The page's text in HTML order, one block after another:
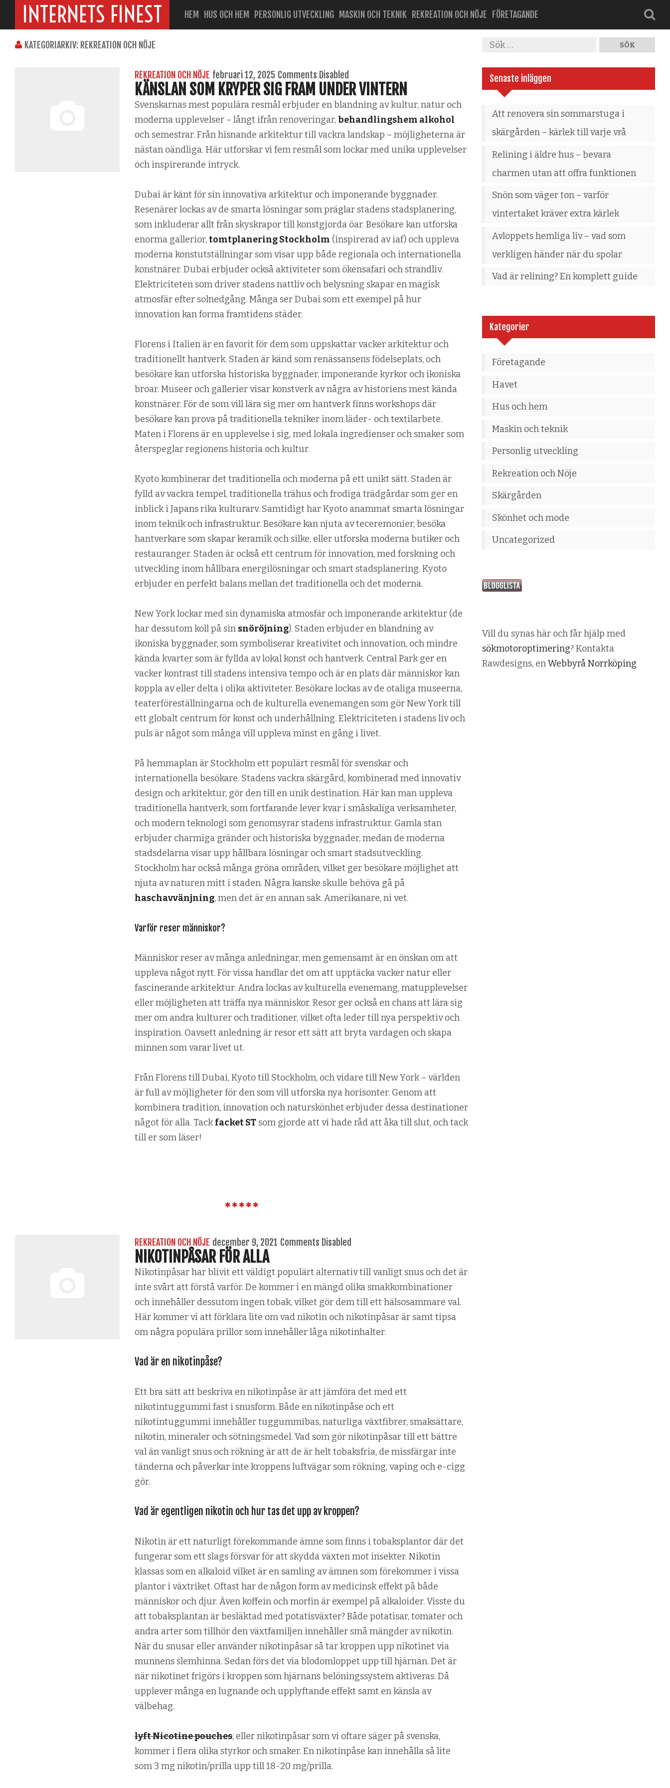
INTERNETS FINEST HEM HUS OCH HEM PERSONLIG UTVECKLING MASKIN OCH TEKNIK REKREATION OCH NÖJE FÖRETAGANDE
KATEGORIARKIV: REKREATION OCH NÖJE
REKREATION OCH NÖJE februari 12, 2025 Comments Disabled
KÄNSLAN SOM KRYPER SIG FRAM UNDER VINTERN
Svenskarnas mest populära resmål erbjuder en blandning av kultur, natur och
moderna upplevelser – långt ifrån renoveringar,behandlingshem alkohol
och semestrar. Från hisnande arkitektur till vackra landskap – möjligheterna är
nästan oändliga. Här utforskar vi fem resmål som lockar med unika upplevelser
och inspirerande intryck.
Dubai är känt för sin innovativa arkitektur och imponerande byggnader.
Resenärer lockas av de smarta lösningar som präglar stadens stadsplanering,
som inkluderar allt från skyskrapor till konstgjorda öar. Besökare kan utforska
enorma gallerior,tomtplanering Stockholm (inspirerad av iaf) och uppleva
moderna konstutställningar som visar upp både regionala och internationella
konstnärer. Dubai erbjuder också aktiviteter som ökensafari och strandliv.
Elektriciteten som driver stadens nattliv och belysning skapar en magisk
atmosfär efter solnedgång. Många ser Dubai som ett exempel på hur
innovation kan forma framtidens städer.
Florens i Italien är en favorit för dem som uppskattar vacker arkitektur och
traditionellt hantverk. Staden är känd som renässansens födelseplats, och
besökare kan utforska historiska byggnader, imponerande kyrkor och ikoniska
broar. Museer och gallerier visar konstverk av några av historiens mest kända
konstnärer. För de som vill lära sig mer om hantverk finns workshops där
besökare kan prova på traditionella tekniker inom läder- och textilarbete.
Maten i Florens är en upplevelse i sig, med lokala ingredienser och smaker som
återspeglar regionens historia och kultur.
Kyoto kombinerar det traditionella och moderna på ett unikt sätt. Staden är
fylld av vackra tempel, traditionella trähus och frodiga trädgårdar som ger en
inblick i Japans rika kulturarv. Samtidigt har Kyoto anammat smarta lösningar
inom teknik och infrastruktur. Besökare kan njuta av teceremonier, besöka
hantverkare som skapar keramik och silke, eller utforska moderna butiker och
restauranger. Staden är också ett centrum för innovation, med forskning och
utveckling inom hållbara energilösningar och smart stadsplanering. Kyoto
erbjuder en perfekt balans mellan det traditionella och det moderna.
New York lockar med sin dynamiska atmosfär och imponerande arkitektur (de
har dessutom koll på sin snöröjning). Staden erbjuder en blandning av
ikoniska byggnader, som symboliserar kreativitet och innovation, och mindre
kända kvarter som är fyllda av lokal konst och hantverk. Central Park ger en
vacker kontrast till stadens intensiva tempo och är en plats där människor kan
koppla av eller delta i olika aktiviteter. Besökare lockas av de otaliga museerna,
teaterföreställningarna och de kulturella evenemangen som gör New York till
ett globalt centrum för konst och underhållning. Elektriciteten i stadens liv och
puls är något som många vill uppleva minst en gång i livet.
På hemmaplan är Stockholm ett populärt resmål för svenskar och
internationella besökare. Stadens vackra skärgård, kombinerad med innovativ
design och arkitektur, gör den till en unik destination. Här kan man uppleva
traditionella hantverk, som fortfarande lever kvar i småskaliga verksamheter,
och modern teknologi som genomsyrar stadens infrastruktur. Gamla stan
erbjuder charmiga gränder och historiska byggnader, medan de moderna
stadsdelarna visar upp hållbara lösningar och smart stadsutveckling.
Stockholm har också många gröna områden, vilket ger besökare möjlighet att
njuta av naturen mitt i staden. Några kanske skulle behöva gå på
haschavvänjning, men det är en annan sak. Amerikanare, ni vet.
Varför reser människor?
Människor reser av många anledningar, men gemensamt är en önskan om att
uppleva något nytt. För vissa handlar det om att upptäcka vacker natur eller
fascinerande arkitektur. Andra lockas av kulturella evenemang, matupplevelser
eller möjligheten att träffa nya människor. Resor ger också en chans att lära sig
mer om andra kulturer och traditioner, vilket ofta leder till nya perspektiv och
inspiration. Oavsett anledning är resor ett sätt att bryta vardagen och skapa
minnen som varar livet ut.
Från Florens till Dubai, Kyoto till Stockholm, och vidare till New York – världen
är full av möjligheter för den som vill utforska nya horisonter. Genom att
kombinera tradition, innovation och naturskönhet erbjuder dessa destinationer
något för alla. Tackfacket ST som gjorde att vi hade råd att åka till slut, och tack
till er som läser!
REKREATION OCH NÖJE december 9, 2021 Comments Disabled
NIKOTINPÅSAR FÖR ALLA
Nikotinpåsar har blivit ett väldigt populärt alternativ till vanligt snus och det är
inte svårt att förstå varför. De kommer i en mängd olika smakkombinationer
och innehåller dessutom ingen tobak, vilket gör dem till ett hälsosammare val.
Här kommer vi att förklara lite om vad nikotin och nikotinpåsar är samt tipsa
om några populära prillor som innehåller låga nikotinhalter.
Vad är en nikotinpåse?
Ett bra sätt att beskriva en nikotinpåse är att jämföra det med ett
nikotintuggummi fast i snusform. Både en nikotinpåse och ett
nikotintuggummi innehåller tuggummibas, naturliga växtfibrer, smaksättare,
nikotin, mineraler och sötningsmedel. Vad som gör nikotinpåsar till ett bättre
val än vanligt snus och rökning är att de är helt tobaksfria, de missfärgar inte
tänderna och påverkar inte kroppens luftvägar som rökning, vaping och e-cigg
gör.
Vad är egentligen nikotin och hur tas det upp av kroppen?
Nikotin är ett naturligt förekommande ämne som finns i tobaksplantor där det
fungerar som ett slags försvar för att skydda växten mot insekter. Nikotin
klassas som en alkaloid vilket är en samling av ämnen som förekommer i vissa
plantor i växtriket. Oftast har de någon form av medicinsk effekt på både
människor och djur. Även koffein och morfin är exempel på alkaloider. Visste du
att tobaksplantan är besläktad med potatisväxter? Både potatisar, tomater och
andra arter som tillhör den växtfamiljen innehåller små mängder av nikotin.
När du snusar eller använder nikotinpåsar så tar kroppen upp nikotinet via
munnens slemhinna. Sedan förs det via blodomloppet upp till hjärnan. Det är
när nikotinet frigörs i kroppen som hjärnans belöningssystem aktiveras. Då
upplever många en lugnande och upplyftande effekt samt en känsla av
välbehag.
lyft Nicotine pouches, eller nikotinpåsar som vi oftare säger på svenska,
kommer i flera olika styrkor och smaker. En nikotinpåse kan innehålla så lite
som 3 mg nikotin/prilla upp till 18-20 mg/prilla.
Senaste inläggen
Att renovera sin sommarstuga i
skärgården – kärlek till varje vrå
Relining i äldre hus – bevara
charmen utan att offra funktionen
Snön som väger ton – varför
vintertaket kräver extra kärlek
Avloppets hemliga liv – vad som
verkligen händer när du spolar
Vad är relining? En komplett guide
Kategorier
Företagande
Havet
Hus och hem
Maskin och teknik
Personlig utveckling
Rekreation och Nöje
Skärgården
Skönhet och mode
Uncategorized
Vill du synas här och får hjälp med
sökmotoroptimering? Kontakta
Rawdesigns, enWebbyrå Norrköping